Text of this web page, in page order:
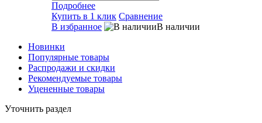
Подробнее
Купить в 1 клик Сравнение
В избранное
В наличии
Новинки
Популярные товары
Распродажи и скидки
Рекомендуемые товары
Уцененные товары
Уточнить раздел